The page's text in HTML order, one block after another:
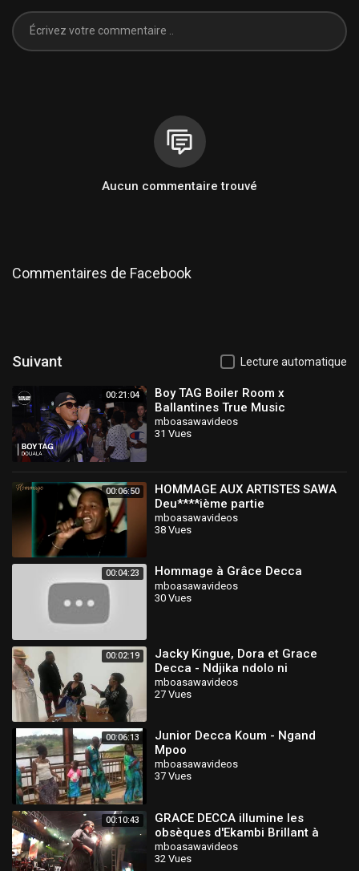
Aucun commentaire trouvé
Commentaires de Facebook
Suivant Lecture automatique
00:21:04
Boy TAG Boiler Room x
Ballantines True Music
Cameroon Live Set
mboasawavideos
31 Vues
00:06:50
HOMMAGE AUX ARTISTES SAWA
Deu****ième partie
mboasawavideos
38 Vues
00:04:23 Hommage à Grâce Decca
mboasawavideos
30 Vues
00:02:19
Jacky Kingue, Dora et Grace
Decca - Ndjika ndolo ni
mboasawavideos
27 Vues
00:06:13
Junior Decca Koum - Ngand
Mpoo
mboasawavideos
37 Vues
00:10:43
GRACE DECCA illumine les
obsèques d'Ekambi Brillant à
travers un spectacle inoubliable
mboasawavideos
32 Vues